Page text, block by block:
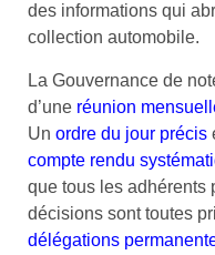
des informations qui
collection automobile.
La Gouvernance de
d’une réunion
Un ordre du jour précis
compte rendu
que tous les adhérents
décisions sont toutes
délégations